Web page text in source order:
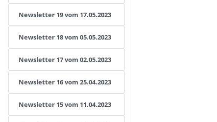
Newsletter 19 vom 17.05.2023
Newsletter 18 vom 05.05.2023
Newsletter 17 vom 02.05.2023
Newsletter 16 vom 25.04.2023
Newsletter 15 vom 11.04.2023